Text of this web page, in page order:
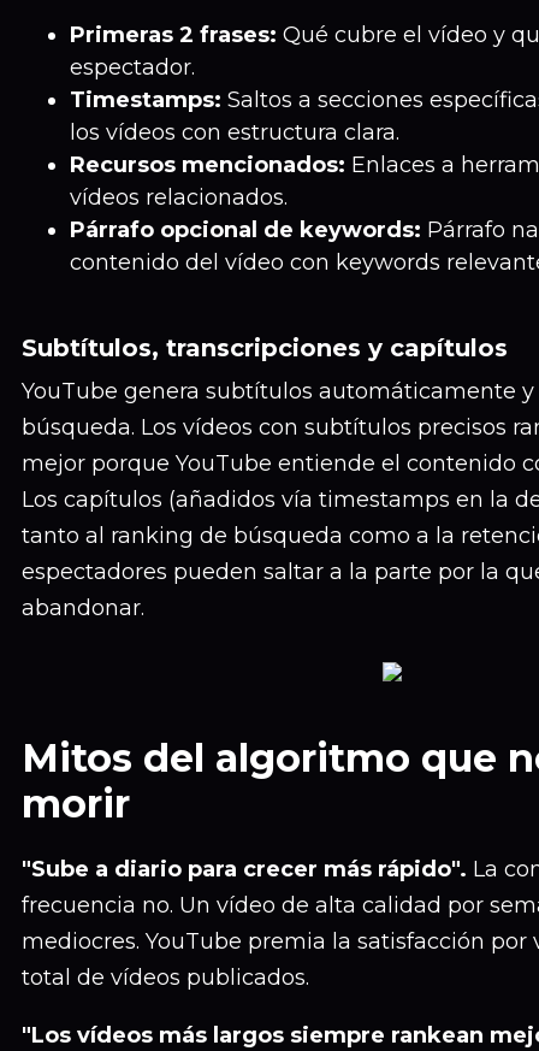
Primeras 2 frases: Qué cubre el vídeo y
espectador.
Timestamps: Saltos a secciones
los vídeos con estructura clara.
Recursos mencionados: Enlaces a
vídeos relacionados.
Párrafo opcional de keywords: Párrafo
contenido del vídeo con keywords
Subtítulos, transcripciones y capítulos
YouTube genera subtítulos automáticamente y
búsqueda. Los vídeos con subtítulos precisos
mejor porque YouTube entiende el contenido
Los capítulos (añadidos vía timestamps en la
tanto al ranking de búsqueda como a la
espectadores pueden saltar a la parte por la
abandonar.
Mitos del algoritmo que
morir
"Sube a diario para crecer más rápido". La
frecuencia no. Un vídeo de alta calidad por
mediocres. YouTube premia la satisfacción por
total de vídeos publicados.
"Los vídeos más largos siempre rankean